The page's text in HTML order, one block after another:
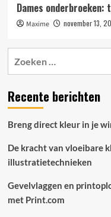
Dames onderbroeken:
Maxime november 13,
Recente berichten
Breng direct kleur in je
De kracht van vloeibare
illustratietechnieken
Gevelvlaggen en
met Print.com